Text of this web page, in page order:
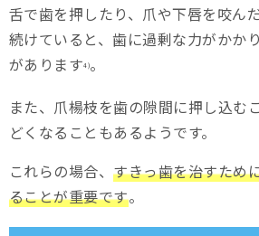
舌で歯を押したり、爪や下唇を咬ん
続けていると、歯に過剰な力がかか
があります4)。
また、爪楊枝を歯の隙間に押し込む
どくなることもあるようです。
これらの場合、すきっ歯を治すため
ることが重要です。